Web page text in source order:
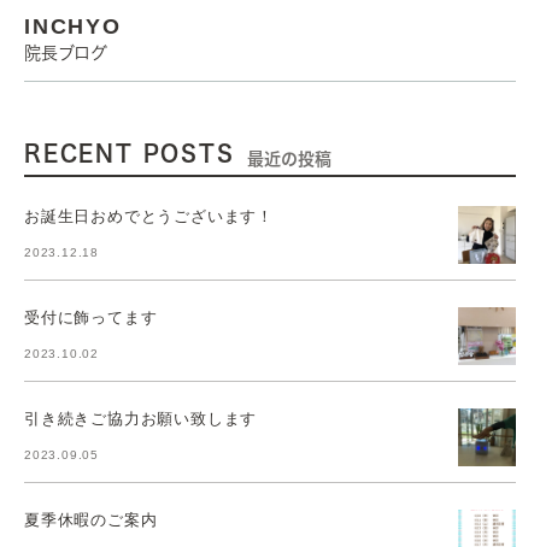
INCHYO
院長ブログ
RECENT POSTS 最近の投稿
お誕生日おめでとうございます！
2023.12.18
受付に飾ってます
2023.10.02
引き続きご協力お願い致します
2023.09.05
夏季休暇のご案内